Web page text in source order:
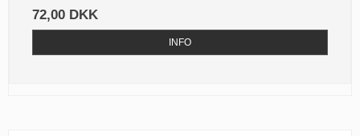
72,00 DKK
INFO